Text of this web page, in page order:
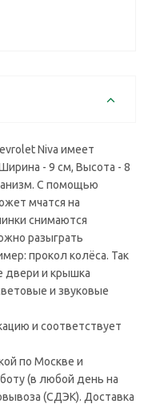
Niva имеет
- 9 см, Высота - 8
С помощью
мчатся на
снимаются
разыграть
прокол колёса. Так
двери и крышка
и звуковые
и соответствует
по Москве и
(в любой день на
(СДЭК). Доставка